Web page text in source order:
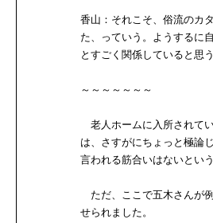
香山：それこそ、俗流のカ
た、っていう。ようするに
とすごく関係していると思
～～～～～～～
老人ホームに入所されて
は、さすがにちょっと極論
言われる筋合いはないとい
ただ、ここで五木さんが
せられました。